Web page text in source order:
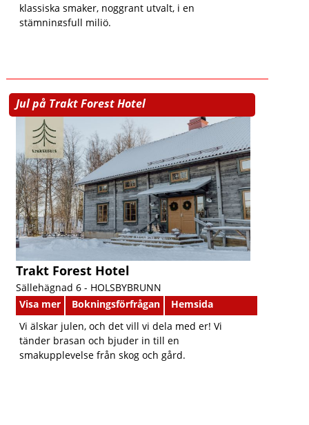
klassiska smaker, noggrant utvalt, i en
stämningsfull miljö.
Jul på Trakt Forest Hotel
Trakt Forest Hotel
Sällehägnad 6 - HOLSBYBRUNN
Visa mer
Bokningsförfrågan
Hemsida
Vi älskar julen, och det vill vi dela med er! Vi
tänder brasan och bjuder in till en
smakupplevelse från skog och gård.